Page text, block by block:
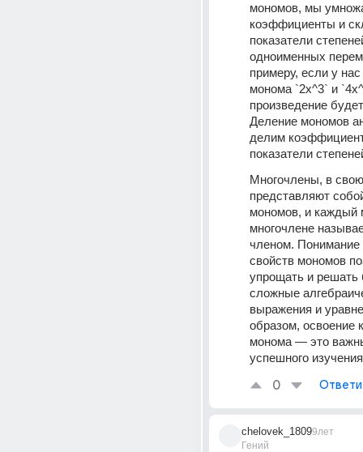
мономов, мы
коэффициенты и
показатели
одноименных
примеру, если у
монома `2x^3` и
произведение
Деление мономов
делим
показатели
Многочлены, в
представляют
мономов, и каждый
многочлене
членом. Понимание
свойств мономов
упрощать и решать
сложные
выражения и
образом, освоение
монома — это
успешного
0
chelovek_1809
Гений
9лет